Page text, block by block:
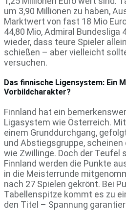
um 3,90 Millionen zu haben,
Marktwert von fast 18 Mio
44,80 Mio, Admiral Bundesliga
wieder, dass teure Spieler
schießen – aber vielleicht
versuchen.
Das finnische Ligensystem: Ein
Vorbildcharakter?
Finnland hat ein
Ligasystem wie Österreich.
einem Grunddurchgang,
und Abstiegsgruppe,
wie Zwillinge. Doch der Teufel
Finnland werden die Punkte
in die Meisterrunde
nach 27 Spielen gekrönt. Bei
Tabellenspitze kommt es zu
den Titel – Spannung